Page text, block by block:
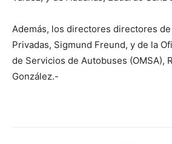
Además, los directores directores
Privadas, Sigmund Freund, y de la
de Servicios de Autobuses (OMSA),
González.-